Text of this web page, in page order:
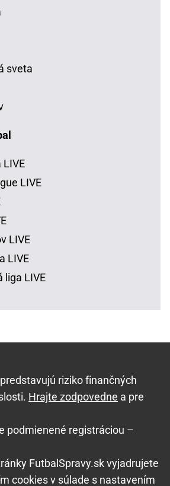
sveta
LIVE
LIVE
LIVE
LIVE
liga LIVE
riziko finančných
Hrajte zodpovedne a pre
podmienené registráciou –
FutbalSpravy.sk vyjadrujete
cookies v súlade s nastavením